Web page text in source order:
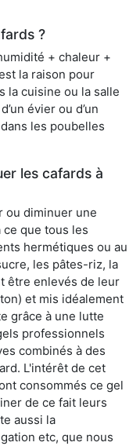
?
+ chaleur +
la raison pour
la cuisine ou la salle
évier ou d’un
les poubelles
les cafards à
ou diminuer une
que tous les
hermétiques ou au
les pâtes-riz, la
être enlevés de leur
et mis idéalement
grâce à une lutte
professionnels
combinés à des
L'intérêt de cet
consommés ce gel
de ce fait leurs
aussi la
etc, que nous